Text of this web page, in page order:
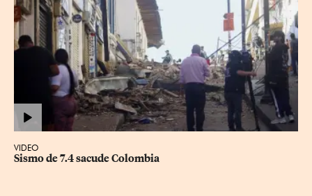
VIDEO
Sismo de 7.4 sacude Colombia